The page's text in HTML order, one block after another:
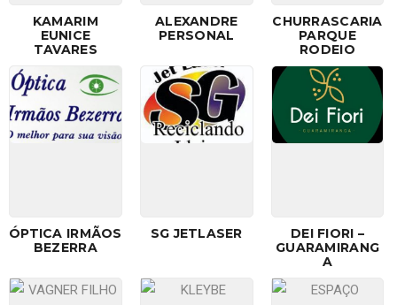
KAMARIM
EUNICE
TAVARES
ALEXANDRE
PERSONAL
CHURRASCARIA
PARQUE
RODEIO
ÓPTICA IRMÃOS
BEZERRA
SG JETLASER
DEI FIORI –
GUARAMIRANG
A